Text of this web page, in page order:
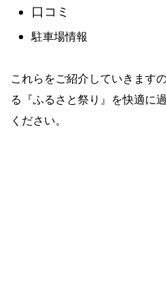
口コミ
駐車場情報
これらをご紹介していきます
る『ふるさと祭り』を快適に
ください。